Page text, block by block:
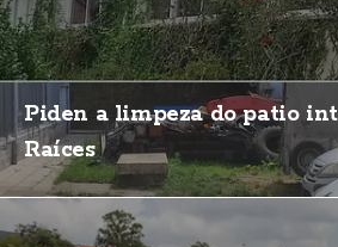
Piden a limpeza do patio
Raíces